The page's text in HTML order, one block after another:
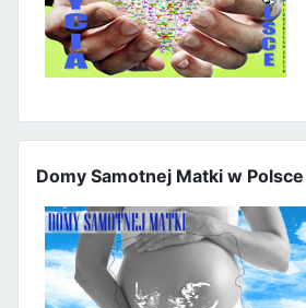
Domy Samotnej Matki w Polsce